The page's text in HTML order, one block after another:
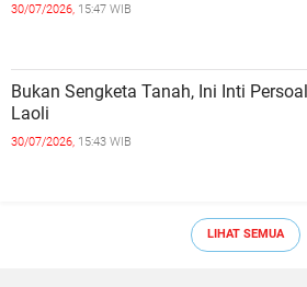
30/07/2026, 15:47 WIB
Bukan Sengketa Tanah, Ini Inti
Laoli
30/07/2026, 15:43 WIB
LIHAT SEMUA